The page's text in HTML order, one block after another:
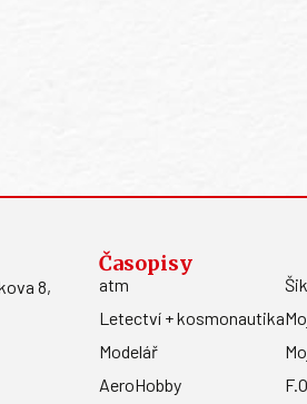
8,
Časopisy
atm
Letectví + kosmonautika
Modelář
AeroHobby